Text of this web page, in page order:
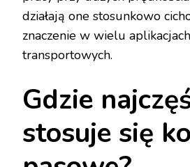
działają one stosunkowo
znaczenie w wielu
transportowych.
Gdzie
stosuje się